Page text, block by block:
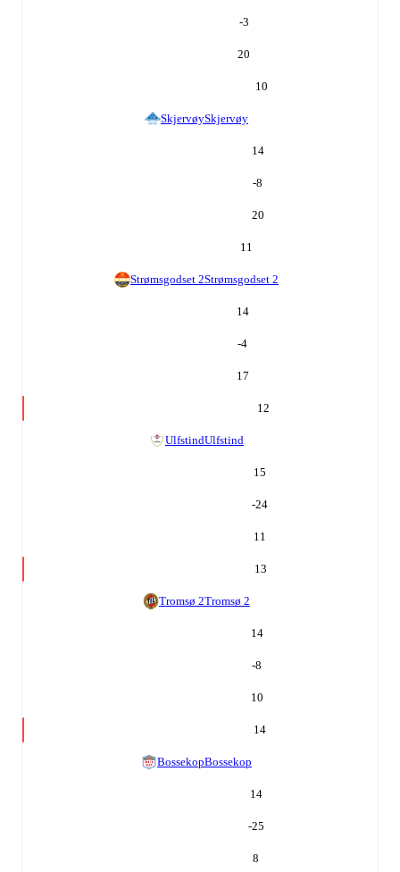
-3
20
10
SkjervøySkjervøy
14
-8
20
11
Strømsgodset 2Strømsgodset 2
14
-4
17
12
UlfstindUlfstind
15
-24
11
13
Tromsø 2Tromsø 2
14
-8
10
14
BossekopBossekop
14
-25
8